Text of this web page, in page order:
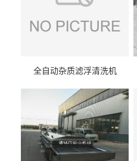
全自动杂质滤浮清洗机